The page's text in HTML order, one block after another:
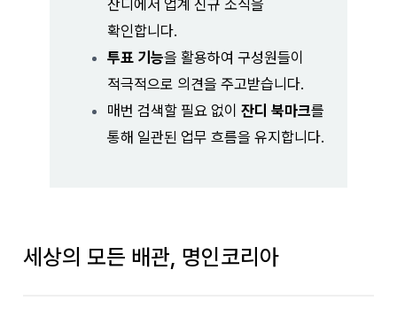
잔디에서 업계 신규 소식을
확인합니다.
투표 기능을 활용하여 구성원들이
적극적으로 의견을 주고받습니다.
매번 검색할 필요 없이잔디 북마크를
통해 일관된 업무 흐름을 유지합니다.
세상의 모든 배관, 명인코리아